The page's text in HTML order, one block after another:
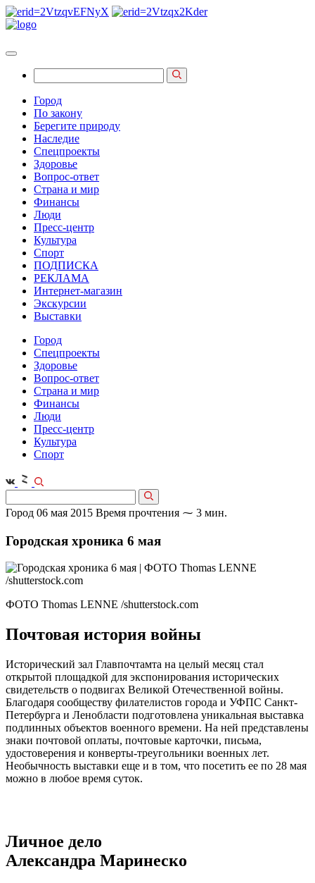
Город
По закону
Берегите природу
Наследие
Спецпроекты
Здоровье
Вопрос-ответ
Страна и мир
Финансы
Люди
Пресс-центр
Культура
Спорт
ПОДПИСКА
РЕКЛАМА
Интернет-магазин
Экскурсии
Выставки
Город
Спецпроекты
Здоровье
Вопрос-ответ
Страна и мир
Финансы
Люди
Пресс-центр
Культура
Спорт
Город 06 мая 2015 Время прочтения ⁓ 3 мин.
Городская хроника 6 мая
ФОТО Thomas LENNE /shutterstock.com
Почтовая история войны
Исторический зал Главпочтамта на целый месяц стал
открытой площадкой для экспонирования исторических
свидетельств о подвигах Великой Отечественной войны.
Благодаря сообществу филателистов города и УФПС Санкт-
Петербурга и Ленобласти подготовлена уникальная выставка
подлинных объектов военного времени. На ней представлены
знаки почтовой оплаты, почтовые карточки, письма,
удостоверения и конверты-треугольники военных лет.
Необычность выставки еще и в том, что посетить ее по 28 мая
можно в любое время суток.
Личное дело
Александра Маринеско